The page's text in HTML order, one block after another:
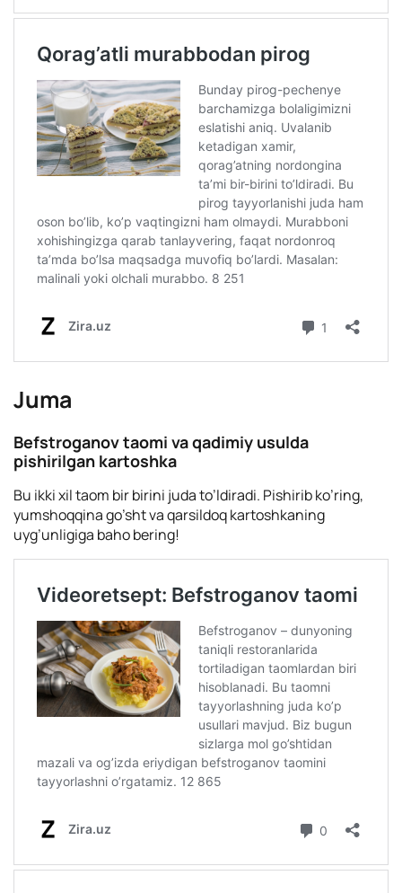
Juma
Befstroganov taomi va qadimiy usulda
pishirilgan kartoshka
Bu ikki xil taom bir birini juda to’ldiradi. Pishirib ko’ring,
yumshoqqina go’sht va qarsildoq kartoshkaning
uyg’unligiga baho bering!